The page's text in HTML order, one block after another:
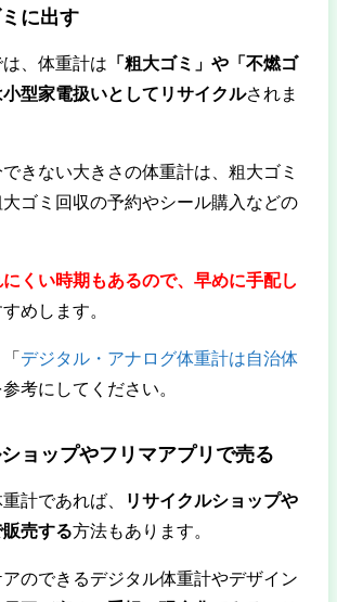
に出す
、体重計は 「粗大ゴミ」や「不燃ゴ
型家電扱いとしてリサイクルされま
きない大きさの体重計は、粗大ゴミ
ゴミ回収の予約やシール購入などの
くい時期もあるので、早めに手配し
めします。
デジタル・アナログ体重計は自治体
参考にしてください。
ョップやフリマアプリで売る
計であれば、
リサイクルショップや
売する方法もあります。
のできるデジタル体重計やデザイン